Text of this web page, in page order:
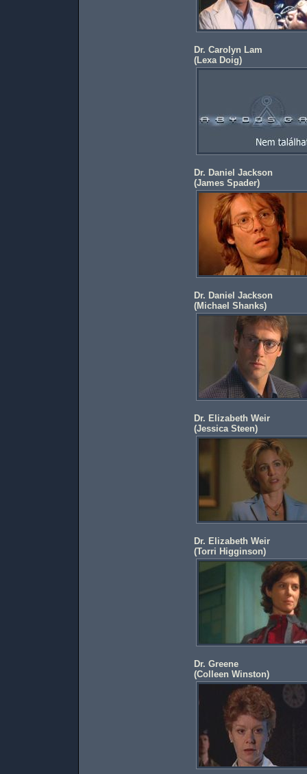
Dr. Carolyn Lam
(Lexa Doig)
Dr. Daniel Jackson
(James Spader)
Dr. Daniel Jackson
(Michael Shanks)
Dr. Elizabeth Weir
(Jessica Steen)
Dr. Elizabeth Weir
(Torri Higginson)
Dr. Greene
(Colleen Winston)